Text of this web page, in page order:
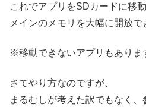
これでアプリをSDカードに移
メインのメモリを大幅に開放で
※移動できないアプリもありま
さてやり方なのですが、
まるむしが考えた訳でもなく